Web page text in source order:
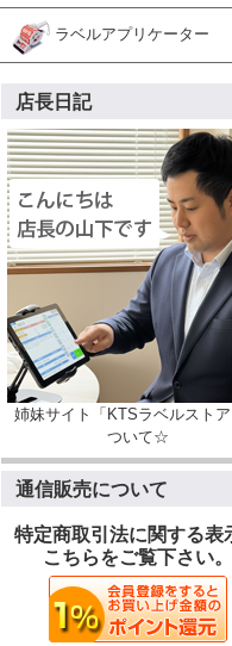
ラベルアプリケーター
店長日記
姉妹サイト「KTSラベルストア
ついて☆
通信販売について
特定商取引法に関する表
こちらをご覧下さい。